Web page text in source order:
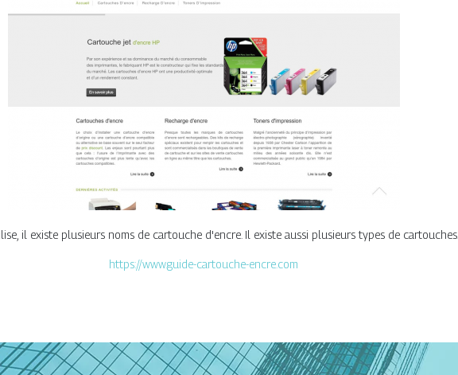
il existe plusieurs noms de cartouche d'encre. Il existe aussi plusieurs types de cartouches.
https://www.guide-cartouche-encre.com